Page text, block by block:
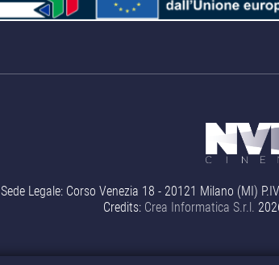
Sede Legale: Corso Venezia 18 - 20121 Milano (MI)
Credits: Crea Informatica S.r.l.